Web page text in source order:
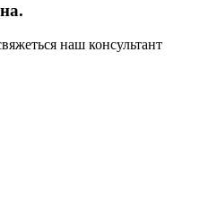
наш консультант